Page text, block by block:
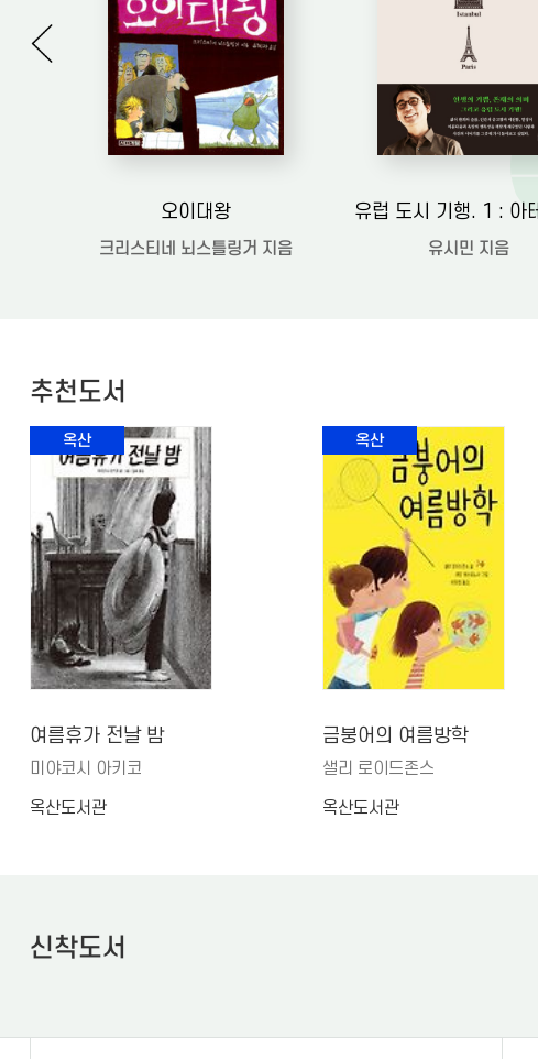
오이대왕
크리스티네 뇌스틀링거 지음
유시민 지음
추천도서
옥산
여름휴가 전날 밤
미야코시 아키코
옥산도서관
옥산
금붕어의 여름방학
샐리 로이드존스
옥산도서관
신착도서